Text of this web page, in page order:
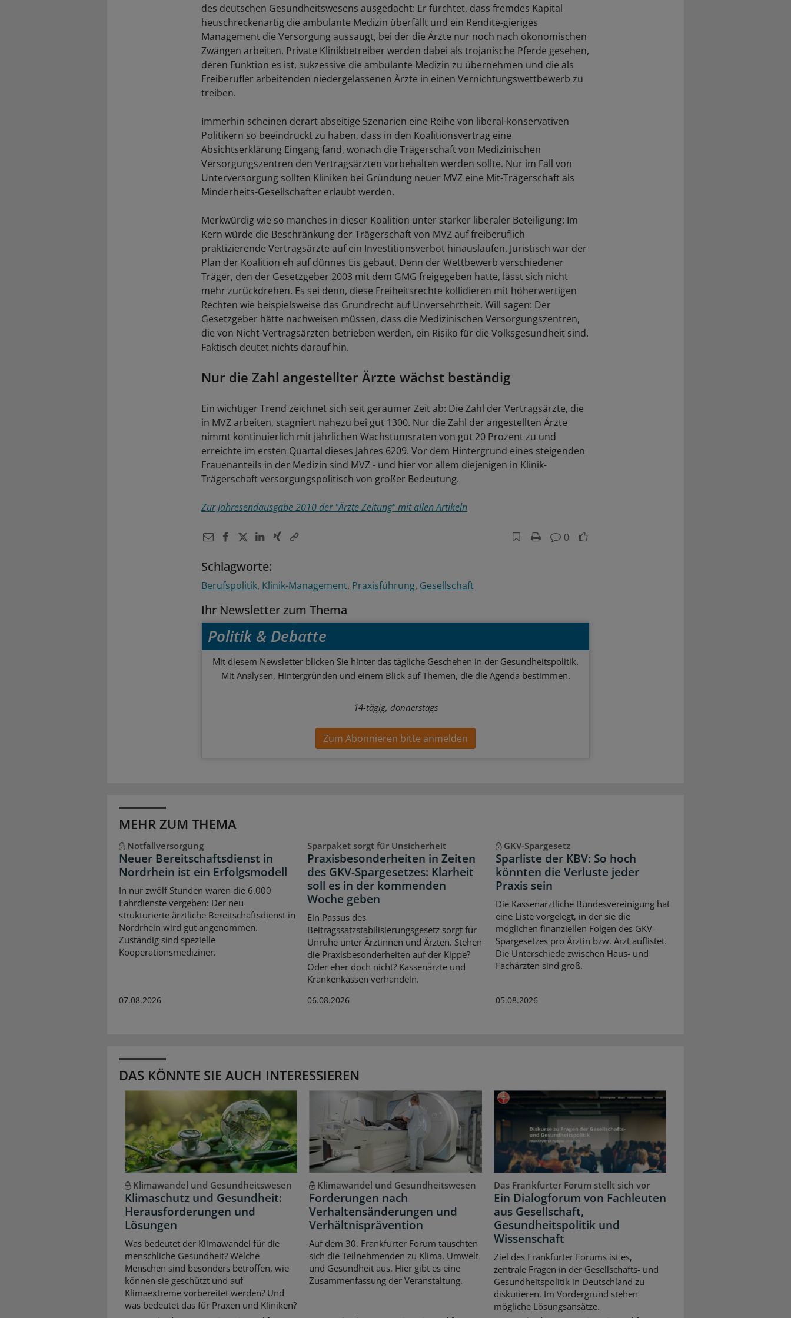
des deutschen Gesundheitswesens ausgedacht: Er fürchtet, dass fremdes Kapital
heuschreckenartig die ambulante Medizin überfällt und ein Rendite-gieriges
Management die Versorgung aussaugt, bei der die Ärzte nur noch nach ökonomischen
Zwängen arbeiten. Private Klinikbetreiber werden dabei als trojanische Pferde gesehen,
deren Funktion es ist, sukzessive die ambulante Medizin zu übernehmen und die als
Freiberufler arbeitenden niedergelassenen Ärzte in einen Vernichtungswettbewerb zu
treiben.
Immerhin scheinen derart abseitige Szenarien eine Reihe von liberal-konservativen
Politikern so beeindruckt zu haben, dass in den Koalitionsvertrag eine
Absichtserklärung Eingang fand, wonach die Trägerschaft von Medizinischen
Versorgungszentren den Vertragsärzten vorbehalten werden sollte. Nur im Fall von
Unterversorgung sollten Kliniken bei Gründung neuer MVZ eine Mit-Trägerschaft als
Minderheits-Gesellschafter erlaubt werden.
Merkwürdig wie so manches in dieser Koalition unter starker liberaler Beteiligung: Im
Kern würde die Beschränkung der Trägerschaft von MVZ auf freiberuflich
praktizierende Vertragsärzte auf ein Investitionsverbot hinauslaufen. Juristisch war der
Plan der Koalition eh auf dünnes Eis gebaut. Denn der Wettbewerb verschiedener
Träger, den der Gesetzgeber 2003 mit dem GMG freigegeben hatte, lässt sich nicht
mehr zurückdrehen. Es sei denn, diese Freiheitsrechte kollidieren mit höherwertigen
Rechten wie beispielsweise das Grundrecht auf Unversehrtheit. Will sagen: Der
Gesetzgeber hätte nachweisen müssen, dass die Medizinischen Versorgungszentren,
die von Nicht-Vertragsärzten betrieben werden, ein Risiko für die Volksgesundheit sind.
Faktisch deutet nichts darauf hin.
Nur die Zahl angestellter Ärzte wächst beständig
Ein wichtiger Trend zeichnet sich seit geraumer Zeit ab: Die Zahl der Vertragsärzte, die
in MVZ arbeiten, stagniert nahezu bei gut 1300. Nur die Zahl der angestellten Ärzte
nimmt kontinuierlich mit jährlichen Wachstumsraten von gut 20 Prozent zu und
erreichte im ersten Quartal dieses Jahres 6209. Vor dem Hintergrund eines steigenden
Frauenanteils in der Medizin sind MVZ - und hier vor allem diejenigen in Klinik-
Trägerschaft versorgungspolitisch von großer Bedeutung.
Zur Jahresendausgabe 2010 der "Ärzte Zeitung" mit allen Artikeln
0
Schlagworte:
Berufspolitik Klinik-Management Praxisführung Gesellschaft
Ihr Newsletter zum Thema
Politik & Debatte
Mit diesem Newsletter blicken Sie hinter das tägliche Geschehen in der Gesundheitspolitik.
Mit Analysen, Hintergründen und einem Blick auf Themen, die die Agenda bestimmen.
14-tägig, donnerstags
Zum Abonnieren bitte anmelden
MEHR ZUM THEMA
Notfallversorgung
Neuer Bereitschaftsdienst in
Nordrhein ist ein Erfolgsmodell
In nur zwölf Stunden waren die 6.000
Fahrdienste vergeben: Der neu
strukturierte ärztliche Bereitschaftsdienst in
Nordrhein wird gut angenommen.
Zuständig sind spezielle
Kooperationsmediziner.
07.08.2026
Sparpaket sorgt für Unsicherheit
Praxisbesonderheiten in Zeiten
des GKV-Spargesetzes: Klarheit
soll es in der kommenden
Woche geben
Ein Passus des
Beitragssatzstabilisierungsgesetz sorgt für
Unruhe unter Ärztinnen und Ärzten. Stehen
die Praxisbesonderheiten auf der Kippe?
Oder eher doch nicht? Kassenärzte und
Krankenkassen verhandeln.
06.08.2026
GKV-Spargesetz
Sparliste der KBV: So hoch
könnten die Verluste jeder
Praxis sein
Die Kassenärztliche Bundesvereinigung hat
eine Liste vorgelegt, in der sie die
möglichen finanziellen Folgen des GKV-
Spargesetzes pro Ärztin bzw. Arzt auflistet.
Die Unterschiede zwischen Haus- und
Fachärzten sind groß.
05.08.2026
DAS KÖNNTE SIE AUCH INTERESSIEREN
Klimawandel und Gesundheitswesen
Klimaschutz und Gesundheit:
Herausforderungen und
Lösungen
Was bedeutet der Klimawandel für die
menschliche Gesundheit? Welche
Menschen sind besonders betroffen, wie
können sie geschützt und auf
Klimaextreme vorbereitet werden? Und
was bedeutet das für Praxen und Kliniken?
Klimawandel und Gesundheitswesen
Forderungen nach
Verhaltensänderungen und
Verhältnisprävention
Auf dem 30. Frankfurter Forum tauschten
sich die Teilnehmenden zu Klima, Umwelt
und Gesundheit aus. Hier gibt es eine
Zusammenfassung der Veranstaltung.
Das Frankfurter Forum stellt sich vor
Ein Dialogforum von Fachleuten
aus Gesellschaft,
Gesundheitspolitik und
Wissenschaft
Ziel des Frankfurter Forums ist es,
zentrale Fragen in der Gesellschafts- und
Gesundheitspolitik in Deutschland zu
diskutieren. Im Vordergrund stehen
mögliche Lösungsansätze.